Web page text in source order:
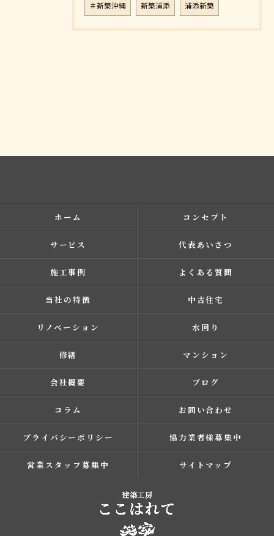
＃新築沖縄 新築浦添 浦添新築
ホーム コンセプト
サービス 代表あいさつ
施工事例 よくある質問
当社の特徴 中古住宅
リノベーション 水回り
修繕 マンション
会社概要 ブログ
コラム お問い合わせ
プライバシーポリシー 協力業者様募集中
営業スタッフ募集中 サイトマップ